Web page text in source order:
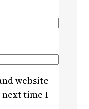
website
time I